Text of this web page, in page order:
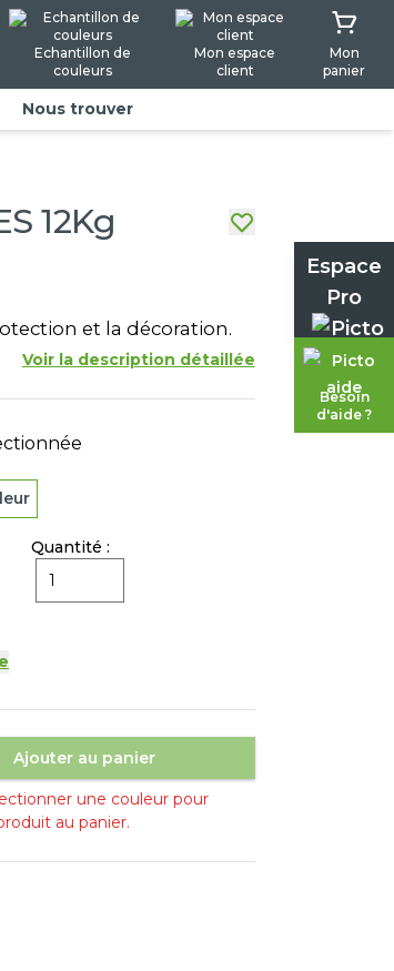
Echantillon de
couleurs
Mon espace
client
Mon
panier
Nous trouver
12Kg
et la décoration.
Voir la description détaillée
Quantité :
Ajouter au panier
une couleur pour
au panier.
Espace
Besoin
d'aide ?